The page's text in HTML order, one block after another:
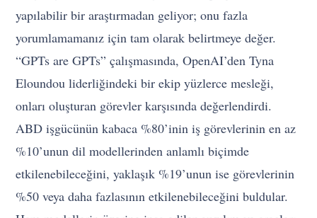
yapılabilir bir araştırmadan geliyor; onu fazla
yorumlamamanız için tam olarak belirtmeye değer.
“GPTs are GPTs” çalışmasında, OpenAI’den Tyna
Eloundou liderliğindeki bir ekip yüzlerce mesleği,
onları oluşturan görevler karşısında değerlendirdi.
ABD işgücünün kabaca %80’inin iş görevlerinin en az
%10’unun dil modellerinden anlamlı biçimde
etkilenebileceğini, yaklaşık %19’unun ise görevlerinin
%50 veya daha fazlasının etkilenebileceğini buldular.